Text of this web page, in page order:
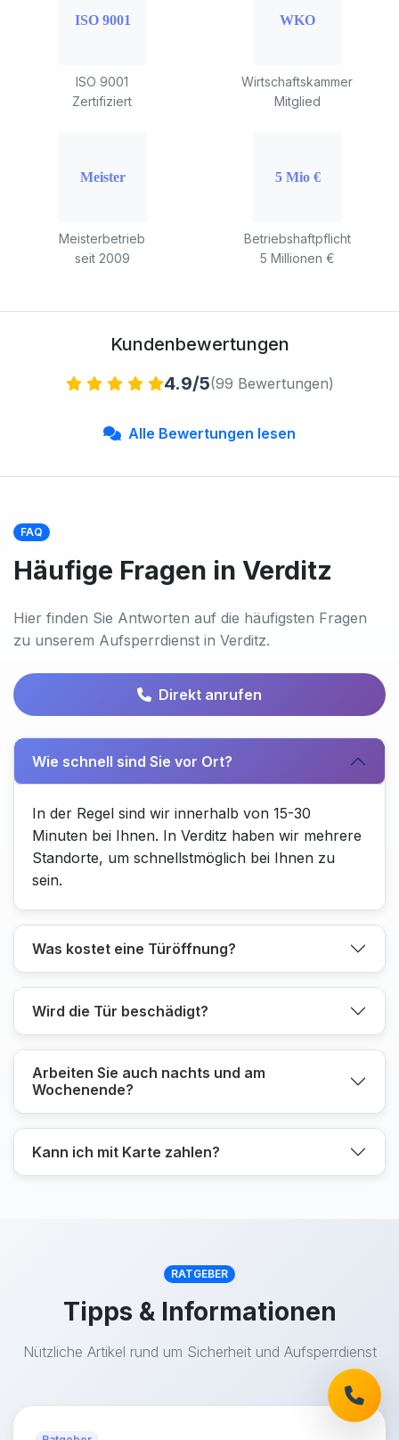
ISO 9001
Zertifiziert
Wirtschaftskammer
Mitglied
Meisterbetrieb
seit 2009
Betriebshaftpflicht
5 Millionen €
Kundenbewertungen
4.9/5(99 Bewertungen)
Alle Bewertungen lesen
FAQ
Häufige Fragen in Verditz
Hier finden Sie Antworten auf die häufigsten Fragen
zu unserem Aufsperrdienst in Verditz.
Direkt anrufen
Wie schnell sind Sie vor Ort?
In der Regel sind wir innerhalb von 15-30
Minuten bei Ihnen. In Verditz haben wir mehrere
Standorte, um schnellstmöglich bei Ihnen zu
sein.
Was kostet eine Türöffnung?
Wird die Tür beschädigt?
Arbeiten Sie auch nachts und am
Wochenende?
Kann ich mit Karte zahlen?
RATGEBER
Tipps & Informationen
Nützliche Artikel rund um Sicherheit und Aufsperrdienst